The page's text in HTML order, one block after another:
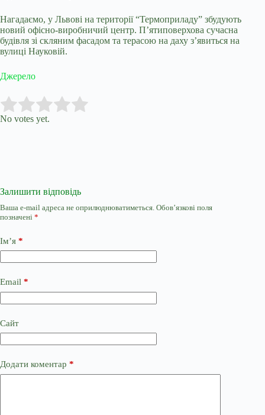
Нагадаємо, у Львові на території “Термоприладу” збудують
новий офісно-виробничий центр. П’ятиповерхова сучасна
будівля зі скляним фасадом та терасою на даху з’явиться на
вулиці Науковій.
Джерело
Rate this item:
No votes yet.
Залишити відповідь
Ваша e-mail адреса не оприлюднюватиметься. Обов’язкові поля
позначені *
Ім’я *
Email *
Сайт
Додати коментар *